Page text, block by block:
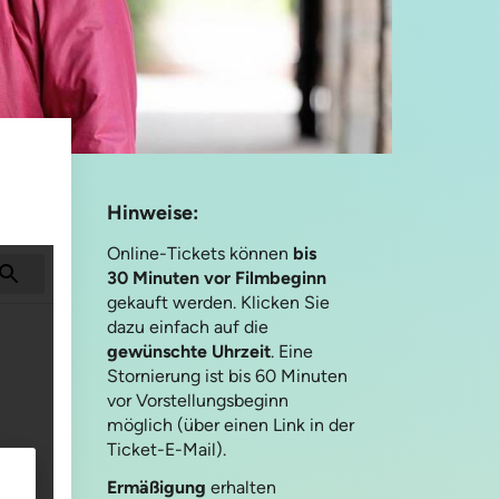
Hinweise:
Online-Tickets können bis
30 Minuten vor Filmbeginn
gekauft werden. Klicken Sie
dazu einfach auf die
gewünschte Uhrzeit. Eine
Stornierung ist bis 60 Minuten
vor Vorstellungsbeginn
möglich (über einen Link in der
Ticket-E-Mail).
Ermäßigung erhalten